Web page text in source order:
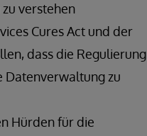
verstehen
Cures Act und der
dass die Regulierung
Datenverwaltung zu
Hürden für die